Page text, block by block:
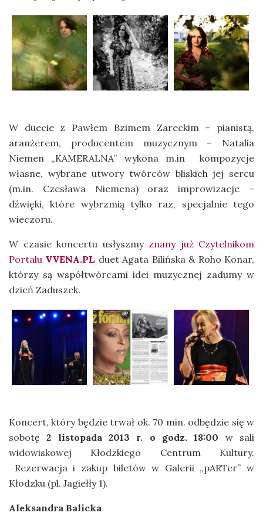
W duecie z Pawłem Bzimem Zareckim – pianistą,
aranżerem, producentem muzycznym – Natalia
Niemen „KAMERALNA” wykona m.in kompozycje
własne, wybrane utwory twórców bliskich jej sercu
(m.in. Czesława Niemena) oraz improwizacje –
dźwięki, które wybrzmią tylko raz, specjalnie tego
wieczoru.
W czasie koncertu usłyszmy znany już Czytelnikom
Portalu VVENA.PL duet Agata Bilińska & Roho Konar,
którzy są współtwórcami idei muzycznej zadumy w
dzień Zaduszek.
Koncert, który będzie trwał ok. 70 min. odbędzie się w
sobotę2 listopada 2013 r. o godz. 18:00 w sali
widowiskowej Kłodzkiego Centrum Kultury.
Rezerwacja i zakup biletów w Galerii „pARTer” w
Kłodzku (pl. Jagiełły 1).
Aleksandra Balicka